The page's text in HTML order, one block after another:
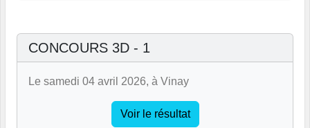
CONCOURS 3D - 1
Le samedi 04 avril 2026, à Vinay
Voir le résultat